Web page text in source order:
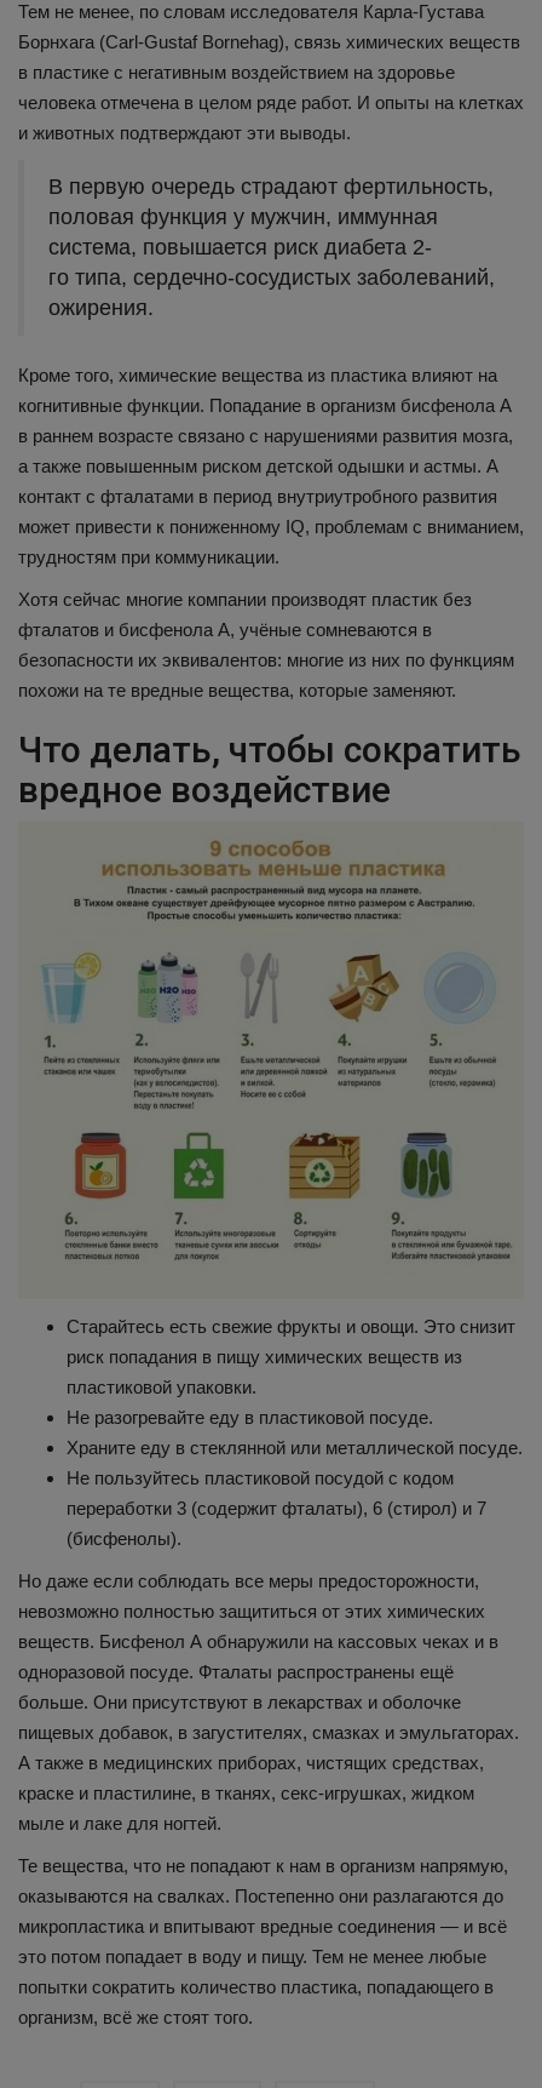
Тем не менее, по словам исследователя Карла-Густава
Борнхага (Carl-Gustaf Bornehag), связь химических веществ
в пластике с негативным воздействием на здоровье
человека отмечена в целом ряде работ. И опыты на клетках
и животных подтверждают эти выводы.
В первую очередь страдают фертильность,
половая функция у мужчин, иммунная
система, повышается риск диабета 2-
го типа, сердечно-сосудистых заболеваний,
ожирения.
Кроме того, химические вещества из пластика влияют на
когнитивные функции. Попадание в организм бисфенола А
в раннем возрасте связано с нарушениями развития мозга,
а также повышенным риском детской одышки и астмы. А
контакт с фталатами в период внутриутробного развития
может привести к пониженному IQ, проблемам с вниманием,
трудностям при коммуникации.
Хотя сейчас многие компании производят пластик без
фталатов и бисфенола А, учёные сомневаются в
безопасности их эквивалентов: многие из них по функциям
похожи на те вредные вещества, которые заменяют.
Что делать, чтобы сократить
вредное воздействие
Старайтесь есть свежие фрукты и овощи. Это снизит
риск попадания в пищу химических веществ из
пластиковой упаковки.
Не разогревайте еду в пластиковой посуде.
Храните еду в стеклянной или металлической посуде.
Не пользуйтесь пластиковой посудой с кодом
переработки 3 (содержит фталаты), 6 (стирол) и 7
(бисфенолы).
Но даже если соблюдать все меры предосторожности,
невозможно полностью защититься от этих химических
веществ. Бисфенол А обнаружили на кассовых чеках и в
одноразовой посуде. Фталаты распространены ещё
больше. Они присутствуют в лекарствах и оболочке
пищевых добавок, в загустителях, смазках и эмульгаторах.
А также в медицинских приборах, чистящих средствах,
краске и пластилине, в тканях, секс-игрушках, жидком
мыле и лаке для ногтей.
Те вещества, что не попадают к нам в организм напрямую,
оказываются на свалках. Постепенно они разлагаются до
микропластика и впитывают вредные соединения — и всё
это потом попадает в воду и пищу. Тем не менее любые
попытки сократить количество пластика, попадающего в
организм, всё же стоят того.